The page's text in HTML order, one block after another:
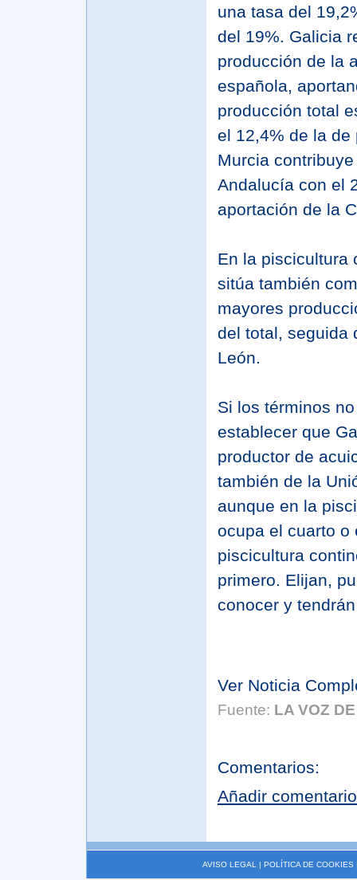
una tasa del
del 19%. Galicia
producción de la
española,
producción total
el 12,4% de la de
Murcia
Andalucía con el
aportación de la
En la piscicultura
sitúa también
mayores
del total, seguida
León.
Si los términos
establecer que
productor de
también de la
aunque en la
ocupa el cuarto o
piscicultura
primero. Elijan,
conocer y
Ver Noticia
Fuente: LA VOZ
Comentarios:
Añadir comentario
AVISO LEGAL | POLÍTICA DE COOKIES